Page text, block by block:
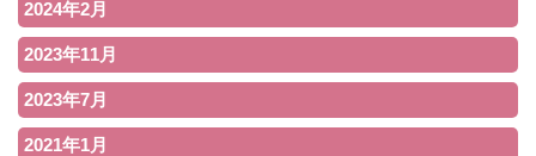
2024年2月
2023年11月
2023年7月
2021年1月